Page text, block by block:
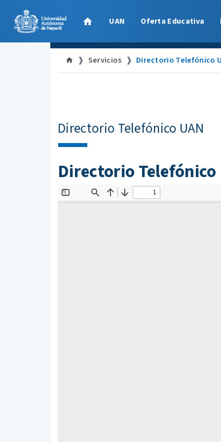
UAN Oferta Educativa
Servicios Directorio Telefónico
Directorio Telefónico UAN
Directorio Telefónico